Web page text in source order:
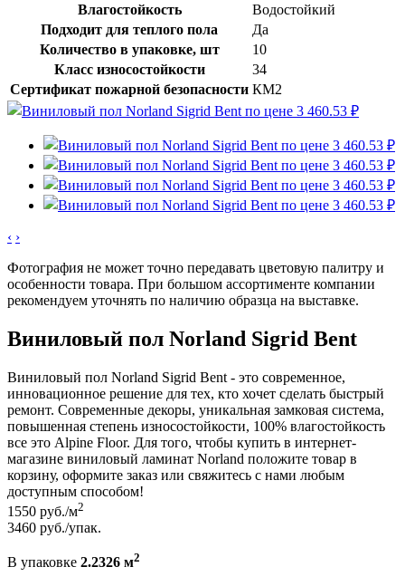
Влагостойкость
Водостойкий
Подходит для теплого пола
Да
Количество в упаковке, шт
10
Класс износостойкости
34
Сертификат пожарной безопасности КМ2
‹ ›
Фотография не может точно передавать цветовую палитру и
особенности товара. При большом ассортименте компании
рекомендуем уточнять по наличию образца на выставке.
Виниловый пол Norland Sigrid Bent
Виниловый пол Norland Sigrid Bent - это современное,
инновационное решение для тех, кто хочет сделать быстрый
ремонт. Современные декоры, уникальная замковая система,
повышенная степень износостойкости, 100% влагостойкость
все это Alpine Floor. Для того, чтобы купить в интернет-
магазине виниловый ламинат Norland положите товар в
корзину, оформите заказ или свяжитесь с нами любым
доступным способом!
1550 руб./м2
3460 руб./упак.
В упаковке 2.2326 м2